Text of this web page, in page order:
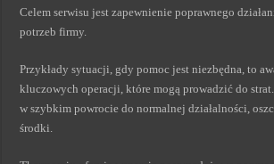
Celem serwisu jest zapewnienie poprawnego
potrzeb firmy.
Przykłady sytuacji, gdy pomoc jest niezbędna, to
kluczowych operacji, które mogą prowadzić do
w szybkim powrocie do normalnej działalności,
środki.